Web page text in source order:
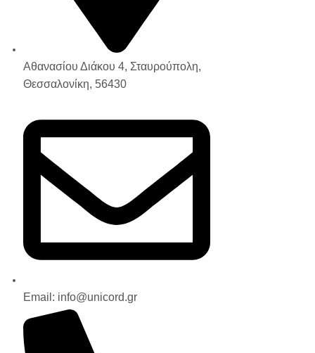
Αθανασίου Διάκου 4, Σταυρούπολη,
Θεσσαλονίκη, 56430
Email: info@unicord.gr